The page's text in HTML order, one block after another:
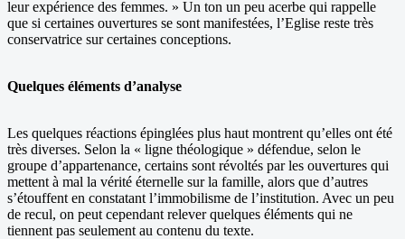
leur expérience des femmes. » Un ton un peu acerbe qui rappelle
que si certaines ouvertures se sont manifestées, l’Eglise reste très
conservatrice sur certaines conceptions.
Quelques éléments d’analyse
Les quelques réactions épinglées plus haut montrent qu’elles ont été
très diverses. Selon la « ligne théologique » défendue, selon le
groupe d’appartenance, certains sont révoltés par les ouvertures qui
mettent à mal la vérité éternelle sur la famille, alors que d’autres
s’étouffent en constatant l’immobilisme de l’institution. Avec un peu
de recul, on peut cependant relever quelques éléments qui ne
tiennent pas seulement au contenu du texte.